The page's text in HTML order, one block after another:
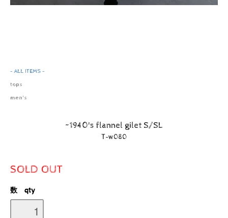
- ALL ITEMS -
tops
men's
~1940's flannel gilet S/SL
T-w080
SOLD OUT
数 qty